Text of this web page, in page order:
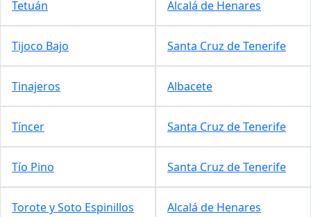
Tetuán Alcalá de Henares
Tijoco Bajo Santa Cruz de Tenerife
Tinajeros Albacete
Tíncer Santa Cruz de Tenerife
Tío Pino Santa Cruz de Tenerife
Torote y Soto Espinillos Alcalá de Henares